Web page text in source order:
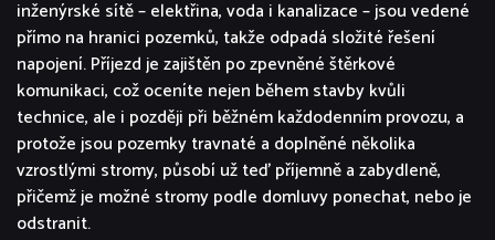
inženýrské sítě – elektřina, voda i kanalizace – jsou vedené
přímo na hranici pozemků, takže odpadá složité řešení
napojení. Příjezd je zajištěn po zpevněné štěrkové
komunikaci, což oceníte nejen během stavby kvůli
technice, ale i později při běžném každodenním provozu, a
protože jsou pozemky travnaté a doplněné několika
vzrostlými stromy, působí už teď příjemně a zabydleně,
přičemž je možné stromy podle domluvy ponechat, nebo je
odstranit.